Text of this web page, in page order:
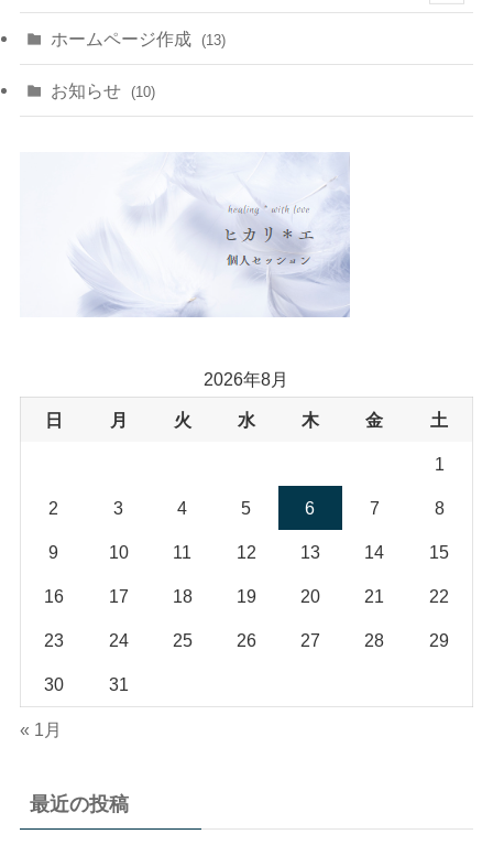
(1) (7)
(4)
(7)
(8)(14)
(18)
ホームページ作成 (13)
お知らせ (10)
2026年8月
日 月 火 水 木 金 土
1
2 3 4 5 6 7 8
9 10 11 12 13 14 15
16 17 18 19 20 21 22
23 24 25 26 27 28 29
30 31
« 1月
最近の投稿